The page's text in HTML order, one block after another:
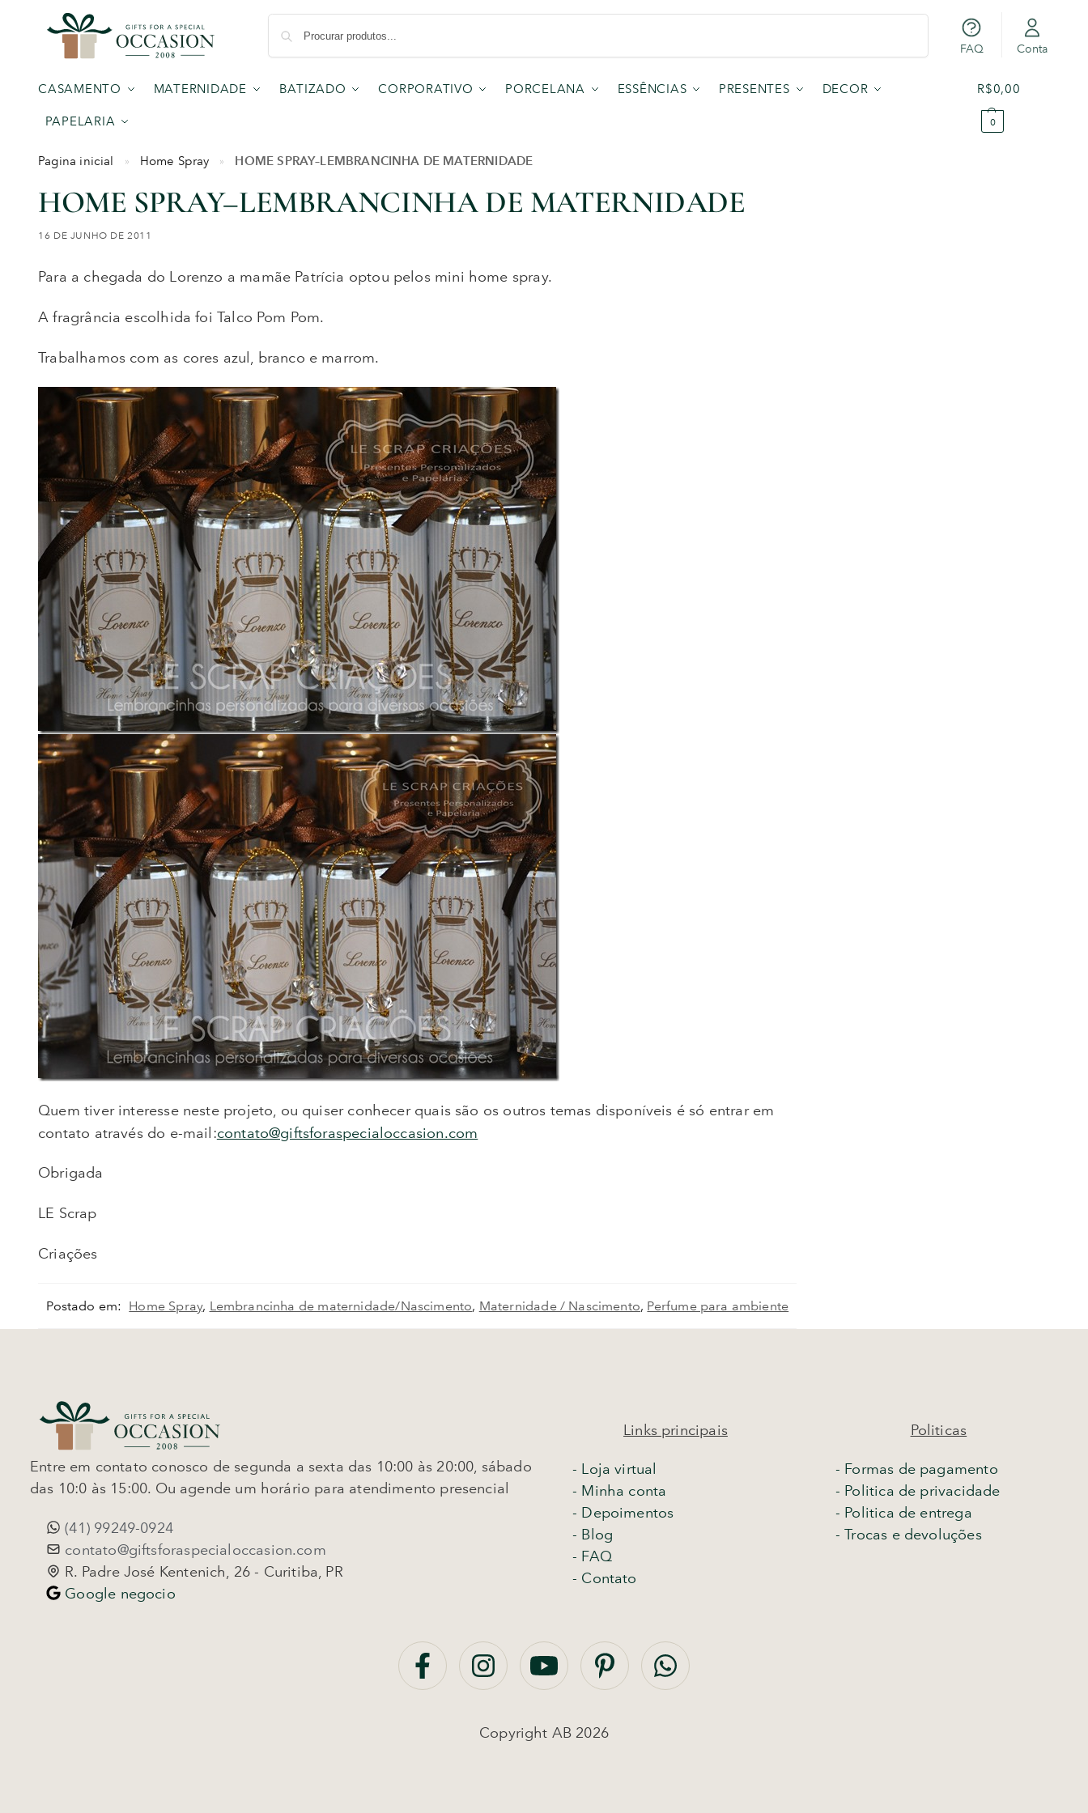
FAQ Conta
CASAMENTO MATERNIDADE BATIZADO CORPORATIVO PORCELANA ESSÊNCIAS PRESENTES DECOR
PAPELARIA
R$0,00
0
Pagina inicial » Home Spray » HOME SPRAY–LEMBRANCINHA DE MATERNIDADE
HOME SPRAY–LEMBRANCINHA DE MATERNIDADE
16 DE JUNHO DE 2011
Para a chegada do Lorenzo a mamãe Patrícia optou pelos mini home spray.
A fragrância escolhida foi Talco Pom Pom.
Trabalhamos com as cores azul, branco e marrom.
Quem tiver interesse neste projeto, ou quiser conhecer quais são os outros temas disponíveis é só entrar em
contato através do e-mail:contato@giftsforaspecialoccasion.com
Obrigada
LE Scrap
Criações
Postado em: Home Spray, Lembrancinha de maternidade/Nascimento, Maternidade / Nascimento, Perfume para ambiente
Entre em contato conosco de segunda a sexta das 10:00 às 20:00, sábado
das 10:0 às 15:00. Ou agende um horário para atendimento presencial
(41) 99249-0924
contato@giftsforaspecialoccasion.com
R. Padre José Kentenich, 26 - Curitiba, PR
Google negocio
Links principais
- Loja virtual
- Minha conta
- Depoimentos
- Blog
- FAQ
- Contato
Politicas
- Formas de pagamento
- Politica de privacidade
- Politica de entrega
-Trocas e devoluções
Copyright AB 2026